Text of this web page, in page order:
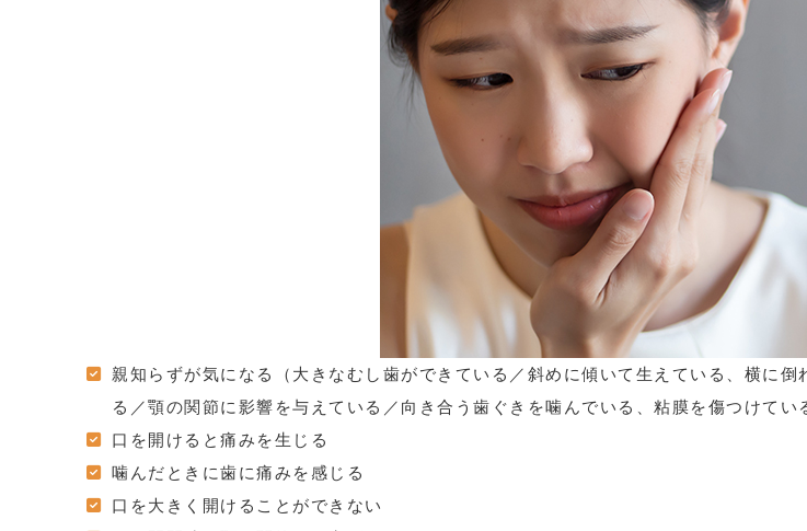
親知らずが気になる（大きなむし歯ができている／斜めに傾いて生えている、横に
る／顎の関節に影響を与えている／向き合う歯ぐきを噛んでいる、粘膜を傷つけてい
口を開けると痛みを生じる
噛んだときに歯に痛みを感じる
口を大きく開けることができない